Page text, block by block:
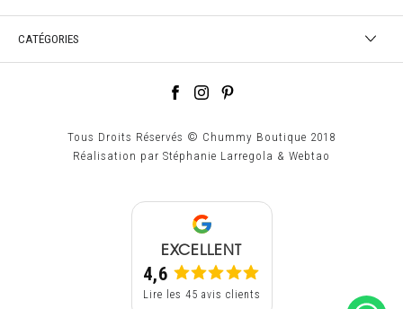
CATÉGORIES
Tous Droits Réservés © Chummy Boutique 2018
Réalisation par Stéphanie Larregola & Webtao
EXCELLENT
4,6
Lire les 45 avis clients